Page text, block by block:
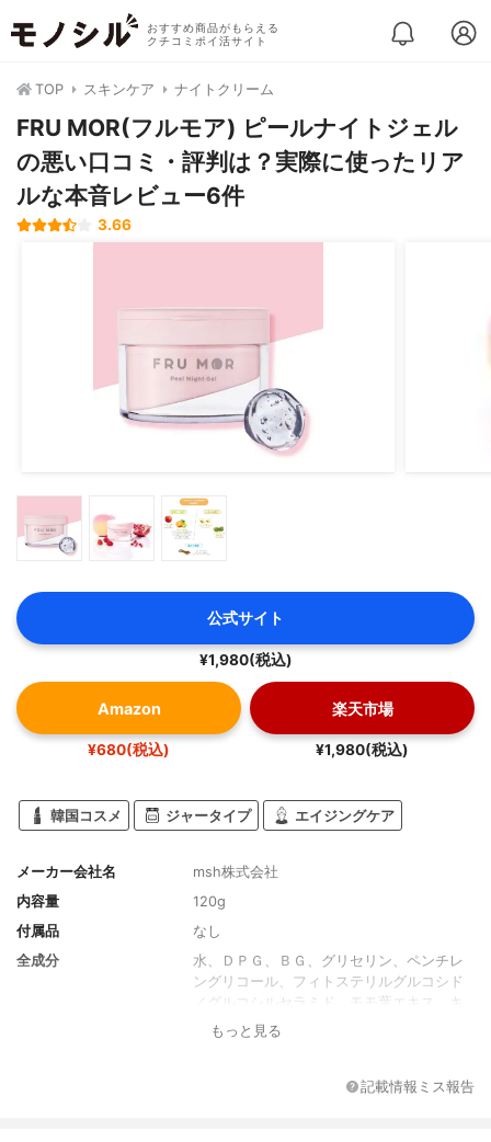
おすすめ商品がもらえる
クチコミポイ活サイト
TOP スキンケア ナイトクリーム
FRU MOR(フルモア) ピールナイトジェル
の悪い口コミ・評判は？実際に使ったリア
ルな本音レビュー6件
3.66
公式サイト
¥1,980(税込)
Amazon
¥680(税込)
楽天市場
¥1,980(税込)
韓国コスメ ジャータイプ エイジングケア
メーカー会社名
msh株式会社
内容量
120g
付属品
なし
全成分
水、ＤＰＧ、ＢＧ、グリセリン、ペンチレ
ングリコール、フィトステリルグルコシド
／グルコシルセラミド、モモ葉エキス、キ
イチゴエキス、ザクロ果皮エキス、グルコ
ス、イノシトール、リンゴ酸、サンザシエ
もっと見る
記載情報ミス報告